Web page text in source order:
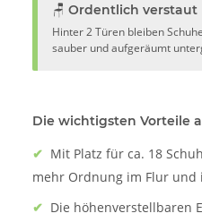
🪑 Ordentlich verstaut
Hinter 2 Türen bleiben
sauber und aufgeräumt
Die wichtigsten Vorteile
✔ Mit Platz für ca. 18
mehr Ordnung im Flur und
✔ Die höhenverstellbaren